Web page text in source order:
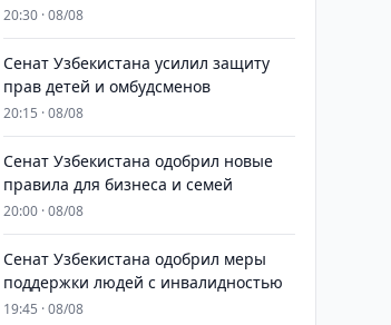
20:30 · 08/08
Сенат Узбекистана усилил защиту
прав детей и омбудсменов
20:15 · 08/08
Сенат Узбекистана одобрил новые
правила для бизнеса и семей
20:00 · 08/08
Сенат Узбекистана одобрил меры
поддержки людей с инвалидностью
19:45 · 08/08